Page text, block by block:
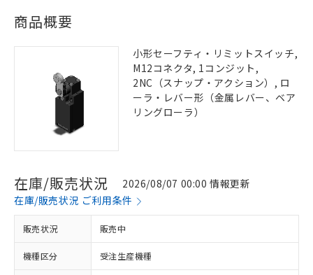
商品概要
小形セーフティ・リミットスイッチ,
M12コネクタ, 1コンジット,
2NC（スナップ・アクション）, ロ
ーラ・レバー形（金属レバー、ベア
リングローラ）
在庫/販売状況
2026/08/07 00:00 情報更新
在庫/販売状況 ご利用条件
販売状況 販売中
機種区分 受注生産機種